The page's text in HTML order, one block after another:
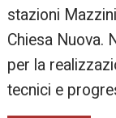
stazioni
Chiesa Nuova.
per la
tecnici e